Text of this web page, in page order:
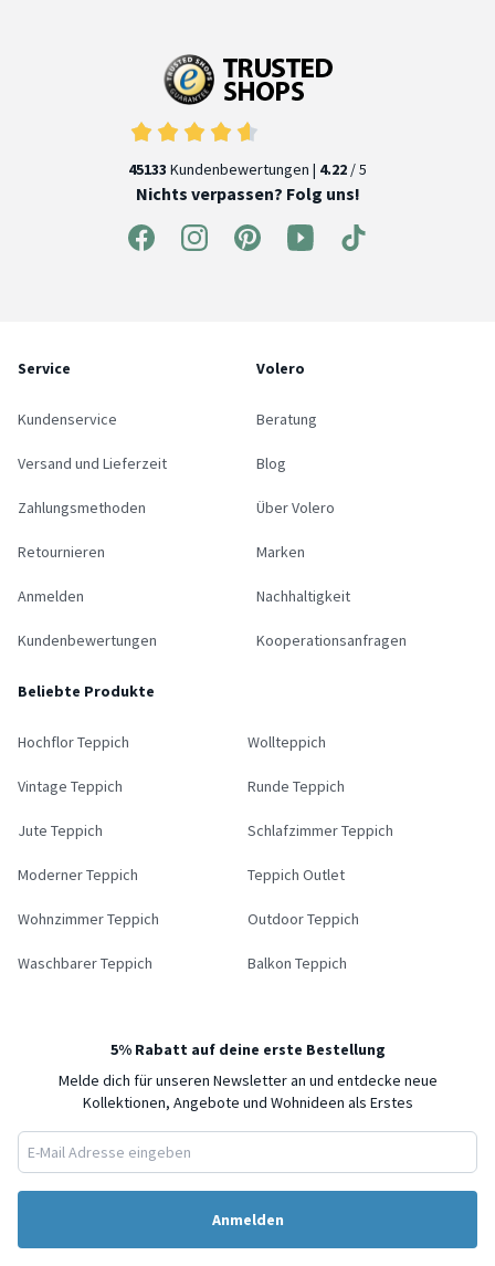
45133 Kundenbewertungen | 4.22 / 5
Nichts verpassen? Folg uns!
Service
Kundenservice
Versand und Lieferzeit
Zahlungsmethoden
Retournieren
Anmelden
Kundenbewertungen
Volero
Beratung
Blog
Über Volero
Marken
Nachhaltigkeit
Kooperationsanfragen
Beliebte Produkte
Hochflor Teppich Wollteppich
Vintage Teppich Runde Teppich
Jute Teppich Schlafzimmer Teppich
Moderner Teppich Teppich Outlet
Wohnzimmer Teppich Outdoor Teppich
Waschbarer Teppich Balkon Teppich
5% Rabatt auf deine erste Bestellung
Melde dich für unseren Newsletter an und entdecke neue
Kollektionen, Angebote und Wohnideen als Erstes
Anmelden